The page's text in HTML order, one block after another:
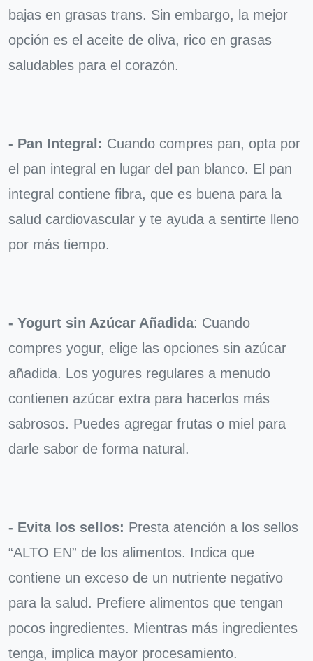
bajas en grasas trans. Sin embargo, la mejor
opción es el aceite de oliva, rico en grasas
saludables para el corazón.
- Pan Integral: Cuando compres pan, opta por
el pan integral en lugar del pan blanco. El pan
integral contiene fibra, que es buena para la
salud cardiovascular y te ayuda a sentirte lleno
por más tiempo.
- Yogurt sin Azúcar Añadida: Cuando
compres yogur, elige las opciones sin azúcar
añadida. Los yogures regulares a menudo
contienen azúcar extra para hacerlos más
sabrosos. Puedes agregar frutas o miel para
darle sabor de forma natural.
- Evita los sellos: Presta atención a los sellos
“ALTO EN” de los alimentos. Indica que
contiene un exceso de un nutriente negativo
para la salud. Prefiere alimentos que tengan
pocos ingredientes. Mientras más ingredientes
tenga, implica mayor procesamiento.